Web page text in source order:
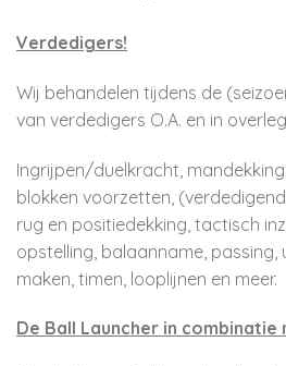
Verdedigers!
Wij behandelen tijdens de
van verdedigers O.A. en in
Ingrijpen/duelkracht,
blokken voorzetten,
rug en positiedekking, tactisch
opstelling, balaanname, passing,
maken, timen, looplijnen en meer.
De Ball Launcher in